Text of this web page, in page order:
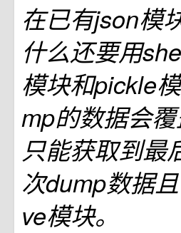
在已有json模
什么还要用
模块和pickle
mp的数据会
只能获取到最
次dump数据
ve模块。